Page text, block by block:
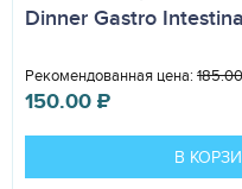
Dinner Gastro
Рекомендованная цена: 185.00
150.00₽
В